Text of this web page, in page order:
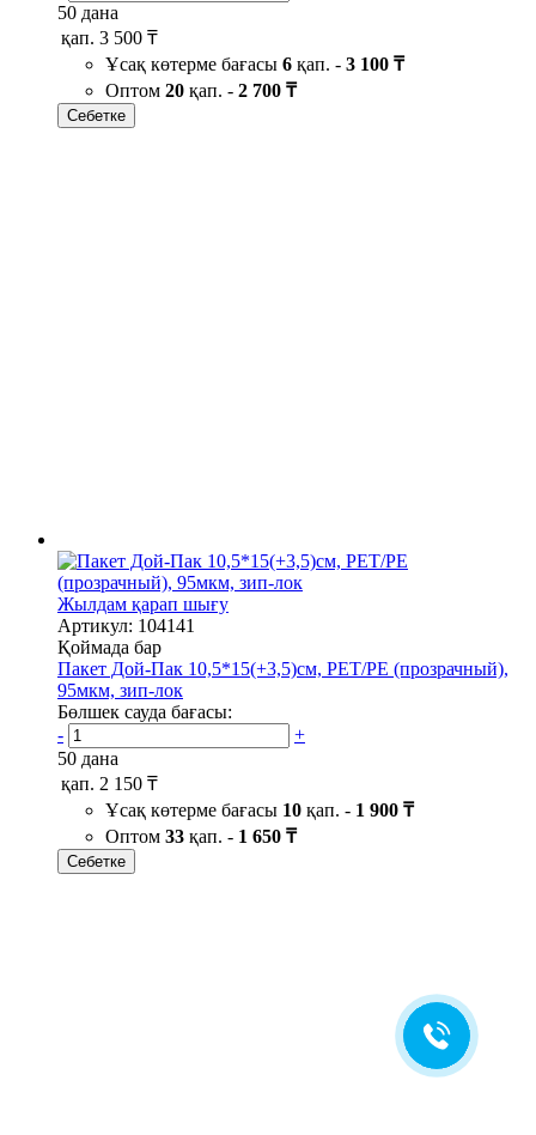
50 дана
қап. 3 500 ₸
Ұсақ көтерме бағасы 6 қап. - 3 100 ₸
Оптом 20 қап. - 2 700 ₸
Себетке
Жылдам қарап шығу
Артикул: 104141
Қоймада бар
Пакет Дой-Пак 10,5*15(+3,5)см, PET/PE (прозрачный),
95мкм, зип-лок
Бөлшек сауда бағасы:
-
+
50 дана
қап. 2 150 ₸
Ұсақ көтерме бағасы 10 қап. - 1 900 ₸
Оптом 33 қап. - 1 650 ₸
Себетке